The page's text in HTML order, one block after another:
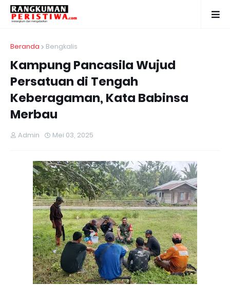
Beranda Bengkalis
Kampung Pancasila Wujud
Persatuan di Tengah
Keberagaman, Kata Babinsa
Merbau
Admin Mei 03, 2025